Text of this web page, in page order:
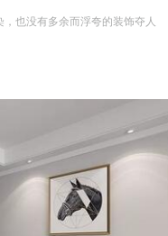
也没有多余而浮夸的装饰夺人